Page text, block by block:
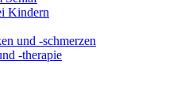
Kindern
und -schmerzen
-therapie